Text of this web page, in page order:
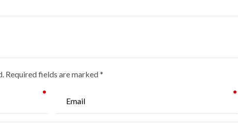
Required fields are marked *